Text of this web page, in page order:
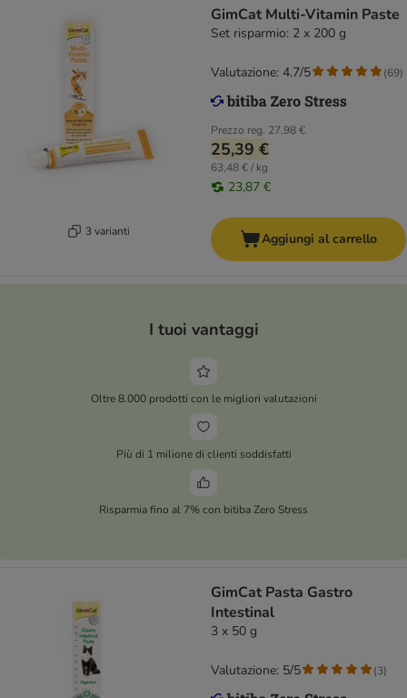
3 varianti
GimCat Multi-Vitamin Paste
Set risparmio: 2 x 200 g
Prezzo reg. 27,98 €
25,39 €
63,48 € / kg
23,87 €
Valutazione: 4.7/5 (69)
Aggiungi al carrello
I tuoi vantaggi
Oltre 8.000 prodotti con le migliori valutazioni
Più di 1 milione di clienti soddisfatti
Risparmia fino al 7% con bitiba Zero Stress
GimCat Pasta Gastro
Intestinal
3 x 50 g
Valutazione: 5/5 (3)